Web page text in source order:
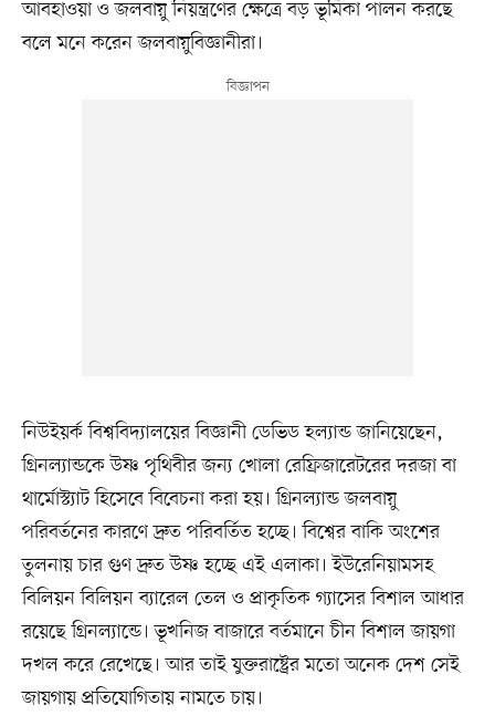
আবহাওয়া ও জলবায়ু নিয়ন্ত্রণের ক্ষেত্রে বড় ভূমিকা পালন করছে
বলে মনে করেন জলবায়ুবিজ্ঞানীরা।
নিউইয়র্ক বিশ্ববিদ্যালয়ের বিজ্ঞানী ডেভিড হল্যান্ড জানিয়েছেন,
গ্রিনল্যান্ডকে উষ্ণ পৃথিবীর জন্য খোলা রেফ্রিজারেটরের দরজা বা
থার্মোস্ট্যাট হিসেবে বিবেচনা করা হয়। গ্রিনল্যান্ড জলবায়ু
পরিবর্তনের কারণে দ্রুত পরিবর্তিত হচ্ছে। বিশ্বের বাকি অংশের
তুলনায় চার গুণ দ্রুত উষ্ণ হচ্ছে এই এলাকা। ইউরেনিয়ামসহ
বিলিয়ন বিলিয়ন ব্যারেল তেল ও প্রাকৃতিক গ্যাসের বিশাল আধার
রয়েছে গ্রিনল্যান্ডে। ভূখনিজ বাজারে বর্তমানে চীন বিশাল জায়গা
দখল করে রেখেছে। আর তাই যুক্তরাষ্ট্রের মতো অনেক দেশ সেই
জায়গায় প্রতিযোগিতায় নামতে চায়।